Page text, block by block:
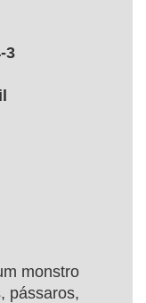
3
monstro
pássaros,